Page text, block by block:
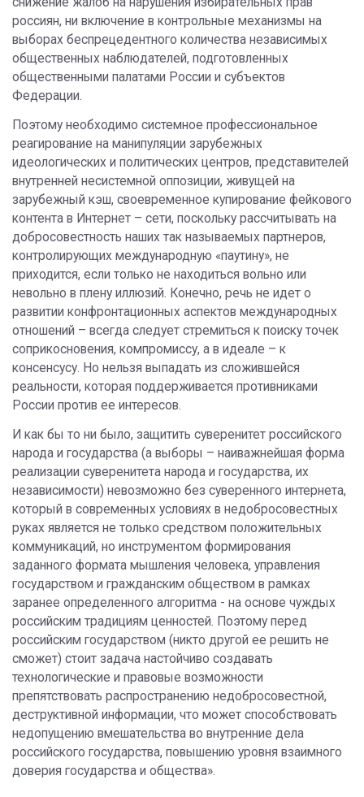
россиян, ни включение в контрольные механизмы на
выборах беспрецедентного количества независимых
общественных наблюдателей, подготовленных
общественными палатами России и субъектов
Федерации.
Поэтому необходимо системное профессиональное
реагирование на манипуляции зарубежных
идеологических и политических центров, представителей
внутренней несистемной оппозиции, живущей на
зарубежный кэш, своевременное купирование фейкового
контента в Интернет – сети, поскольку рассчитывать на
добросовестность наших так называемых партнеров,
контролирующих международную «паутину», не
приходится, если только не находиться вольно или
невольно в плену иллюзий. Конечно, речь не идет о
развитии конфронтационных аспектов международных
отношений – всегда следует стремиться к поиску точек
соприкосновения, компромиссу, а в идеале – к
консенсусу. Но нельзя выпадать из сложившейся
реальности, которая поддерживается противниками
России против ее интересов.
И как бы то ни было, защитить суверенитет российского
народа и государства (а выборы – наиважнейшая форма
реализации суверенитета народа и государства, их
независимости) невозможно без суверенного интернета,
который в современных условиях в недобросовестных
руках является не только средством положительных
коммуникаций, но инструментом формирования
заданного формата мышления человека, управления
государством и гражданским обществом в рамках
заранее определенного алгоритма - на основе чуждых
российским традициям ценностей. Поэтому перед
российским государством (никто другой ее решить не
сможет) стоит задача настойчиво создавать
технологические и правовые возможности
препятствовать распространению недобросовестной,
деструктивной информации, что может способствовать
недопущению вмешательства во внутренние дела
российского государства, повышению уровня взаимного
доверия государства и общества».